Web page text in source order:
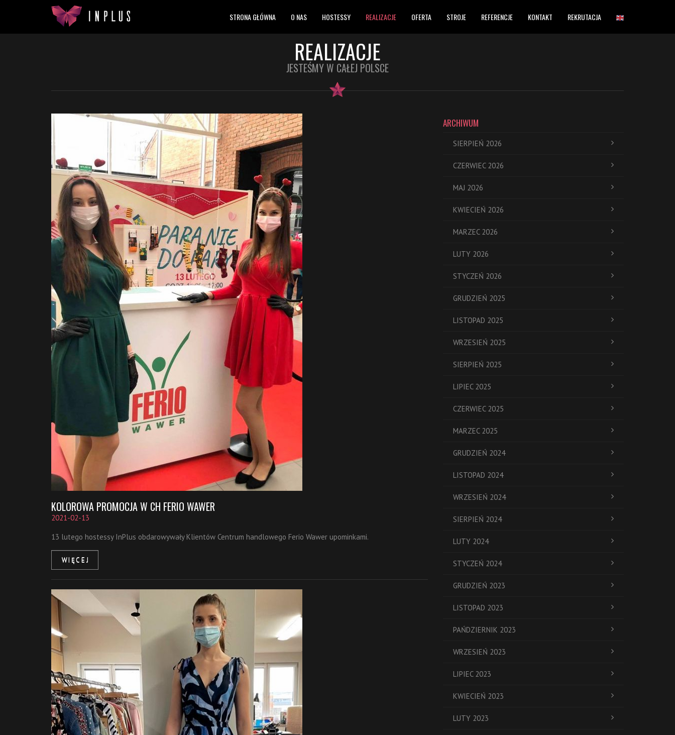
STRONA GŁÓWNA O NAS HOSTESSY REALIZACJE OFERTA STROJE REFERENCJE KONTAKT REKRUTACJA
REALIZACJE
JESTEŚMY W CAŁEJ POLSCE
KOLOROWA PROMOCJA W CH FERIO WAWER
2021-02-13
13 lutego hostessy InPlus obdarowywały Klientów Centrum handlowego Ferio Wawer upominkami.
WIĘCEJ
ARCHIWUM
SIERPIEŃ 2026
CZERWIEC 2026
MAJ 2026
KWIECIEŃ 2026
MARZEC 2026
LUTY 2026
STYCZEŃ 2026
GRUDZIEŃ 2025
LISTOPAD 2025
WRZESIEŃ 2025
SIERPIEŃ 2025
LIPIEC 2025
CZERWIEC 2025
MARZEC 2025
GRUDZIEŃ 2024
LISTOPAD 2024
WRZESIEŃ 2024
SIERPIEŃ 2024
LUTY 2024
STYCZEŃ 2024
GRUDZIEŃ 2023
LISTOPAD 2023
PAŃDZIERNIK 2023
WRZESIEŃ 2023
LIPIEC 2023
KWIECIEŃ 2023
LUTY 2023